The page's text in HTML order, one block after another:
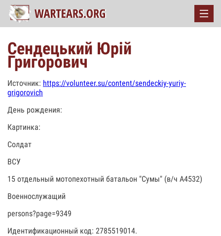
Сендецький Юрій
Григорович
Источник: https://volunteer.su/content/sendeckiy-yuriy-
grigorovich
День рождения:
Картинка:
Солдат
ВСУ
15 отдельный мотопехотный батальон "Сумы" (в/ч А4532)
Военнослужащий
persons?page=9349
Идентификационный код: 2785519014.